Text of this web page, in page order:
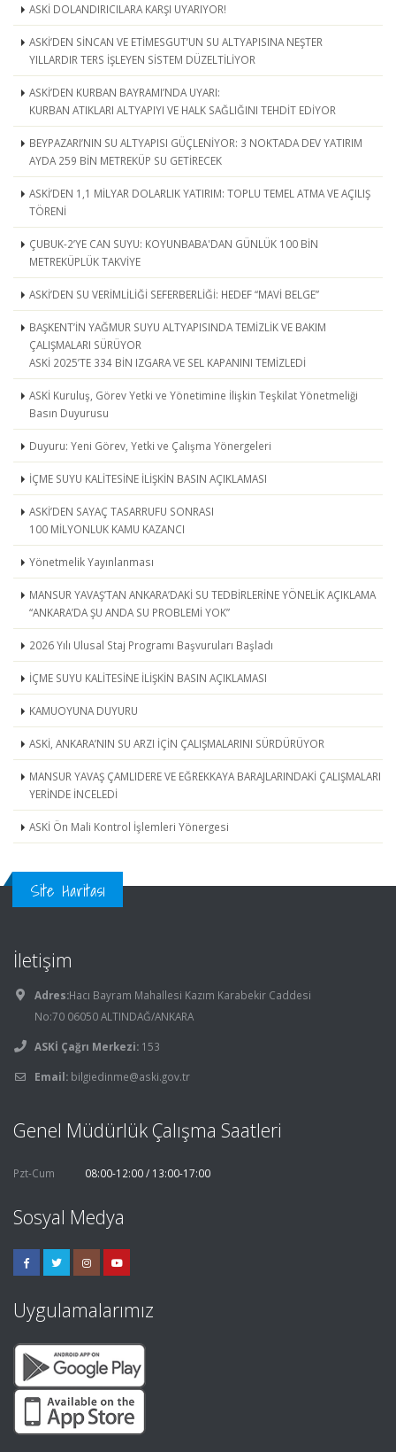
ASKİ DOLANDIRICILARA KARŞI UYARIYOR!
ASKİ’DEN SİNCAN VE ETİMESGUT’UN SU ALTYAPISINA NEŞTER
YILLARDIR TERS İŞLEYEN SİSTEM DÜZELTİLİYOR
ASKİ’DEN KURBAN BAYRAMI’NDA UYARI:
KURBAN ATIKLARI ALTYAPIYI VE HALK SAĞLIĞINI TEHDİT EDİYOR
BEYPAZARI’NIN SU ALTYAPISI GÜÇLENİYOR: 3 NOKTADA DEV YATIRIM
AYDA 259 BİN METREKÜP SU GETİRECEK
ASKİ’DEN 1,1 MİLYAR DOLARLIK YATIRIM: TOPLU TEMEL ATMA VE AÇILIŞ
TÖRENİ
ÇUBUK-2’YE CAN SUYU: KOYUNBABA'DAN GÜNLÜK 100 BİN
METREKÜPLÜK TAKVİYE
ASKİ’DEN SU VERİMLİLİĞİ SEFERBERLİĞİ: HEDEF “MAVİ BELGE”
BAŞKENT’İN YAĞMUR SUYU ALTYAPISINDA TEMİZLİK VE BAKIM
ÇALIŞMALARI SÜRÜYOR
ASKİ 2025’TE 334 BİN IZGARA VE SEL KAPANINI TEMİZLEDİ
ASKİ Kuruluş, Görev Yetki ve Yönetimine İlişkin Teşkilat Yönetmeliği
Basın Duyurusu
Duyuru: Yeni Görev, Yetki ve Çalışma Yönergeleri
İÇME SUYU KALİTESİNE İLİŞKİN BASIN AÇIKLAMASI
ASKİ’DEN SAYAÇ TASARRUFU SONRASI
100 MİLYONLUK KAMU KAZANCI
Yönetmelik Yayınlanması
MANSUR YAVAŞ’TAN ANKARA’DAKİ SU TEDBİRLERİNE YÖNELİK AÇIKLAMA
“ANKARA’DA ŞU ANDA SU PROBLEMİ YOK”
2026 Yılı Ulusal Staj Programı Başvuruları Başladı
İÇME SUYU KALİTESİNE İLİŞKİN BASIN AÇIKLAMASI
KAMUOYUNA DUYURU
ASKİ, ANKARA’NIN SU ARZI İÇİN ÇALIŞMALARINI SÜRDÜRÜYOR
MANSUR YAVAŞ ÇAMLIDERE VE EĞREKKAYA BARAJLARINDAKİ ÇALIŞMALARI
YERİNDE İNCELEDİ
ASKİ Ön Mali Kontrol İşlemleri Yönergesi
Site Haritası
İletişim
Adres:Hacı Bayram Mahallesi Kazım Karabekir Caddesi
No:70 06050 ALTINDAĞ/ANKARA
ASKİ Çağrı Merkezi: 153
Email: bilgiedinme@aski.gov.tr
Genel Müdürlük Çalışma Saatleri
Pzt-Cum 08:00-12:00 / 13:00-17:00
Sosyal Medya
Uygulamalarımız